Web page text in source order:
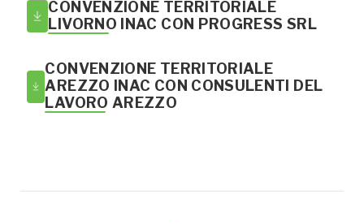
CONVENZIONE TERRITORIALE
LIVORNO INAC CON PROGRESS SRL
CONVENZIONE TERRITORIALE
AREZZO INAC CON CONSULENTI DEL
LAVORO AREZZO